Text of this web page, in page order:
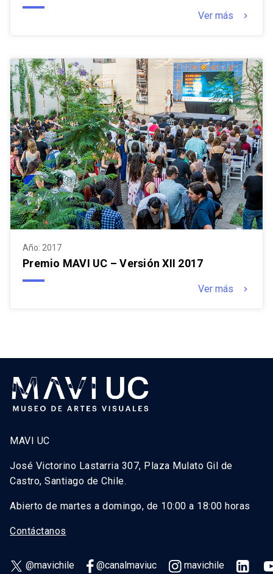
Ver más keyboard_arrow_right
Año: 2017
Premio MAVI UC – Versión XII 2017
Ver más keyboard_arrow_right
MAVI UC
José Victorino Lastarria 307, Plaza Mulato Gil de
Castro, Santiago de Chile.
Abierto de martes a domingo, de 10:00 a 18:00 horas
Contáctanos
@mavichile @canalmaviuc mavichile